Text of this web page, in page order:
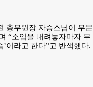
총무원장 자승스님이 무문
“소임을 내려놓자마자 무
이라고 한다”고 반색했다.